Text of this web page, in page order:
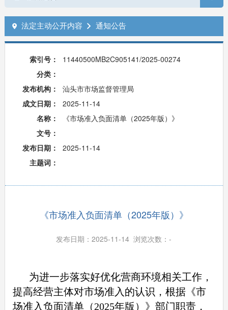
 法定主动公开内容  通知公告
索引号：
11440500MB2C905141/2025-00274
分类：
发布机构：
汕头市市场监督管理局
成文日期：
2025-11-14
名称：
《市场准入负面清单（2025年版）》
文号：
发布日期：
2025-11-14
主题词：
《市场准入负面清单（2025年版）》
发布日期：2025-11-14 浏览次数：-
为进一步落实好优化营商环境相关工作，
提高经营主体对市场准入的认识，根据《市
场准入负面清单（2025年版）》部门职责，